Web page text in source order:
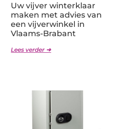
Uw vijver winterklaar
maken met advies van
een vijverwinkel in
Vlaams-Brabant
Lees verder ➜